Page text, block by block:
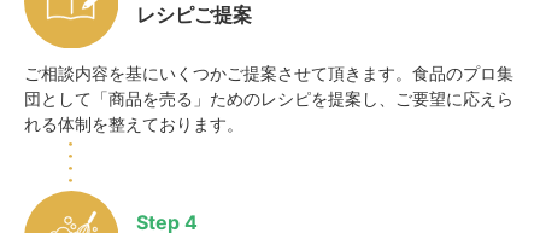
レシピご提案
ご相談内容を基にいくつかご提案させて頂きます。食品のプロ集
団として「商品を売る」ためのレシピを提案し、ご要望に応えら
れる体制を整えております。
Step 4